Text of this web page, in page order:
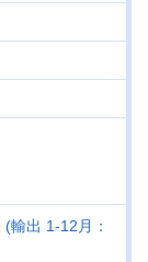
輸出 1-12月：